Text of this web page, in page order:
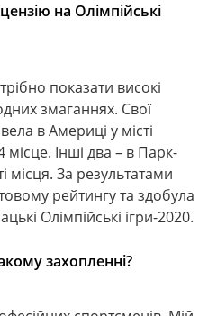
на Олімпійські
показати високі
змаганнях. Свої
в Америці у місті
місце. Інші два – в Парк-
місця. За результатами
рейтингу та здобула
Олімпійські ігри-2020.
захопленні?